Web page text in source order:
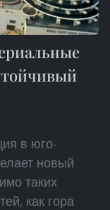
в юго-
новый
таких
как гора